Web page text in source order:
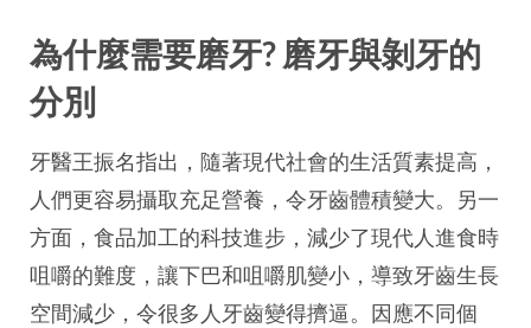
為什麼需要磨牙? 磨牙與剝牙的
分別
牙醫王振名指出，隨著現代社會的生活質素提高，
人們更容易攝取充足營養，令牙齒體積變大。另一
方面，食品加工的科技進步，減少了現代人進食時
咀嚼的難度，讓下巴和咀嚼肌變小，導致牙齒生長
空間減少，令很多人牙齒變得擠逼。因應不同個